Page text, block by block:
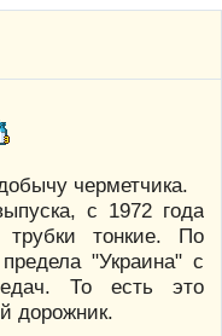
черметчика.
с 1972 года
тонкие. По
"Украина" с
То есть это
дорожник.